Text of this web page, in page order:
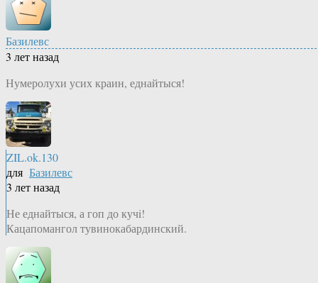
Базилевс
3 лет назад
Нумеролухи усих краин, еднайтыся!
ZIL.ok.130
для Базилевс
3 лет назад
Не еднайтыся, а гоп до кучi!
Кацапомангол тувинокабардинский.